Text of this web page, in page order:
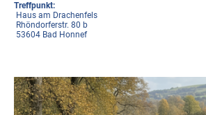
Treffpunkt:
Haus am Drachenfels
Rhöndorferstr. 80 b
53604 Bad Honnef